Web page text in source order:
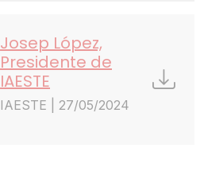
Josep López,
Presidente de
IAESTE
IAESTE | 27/05/2024